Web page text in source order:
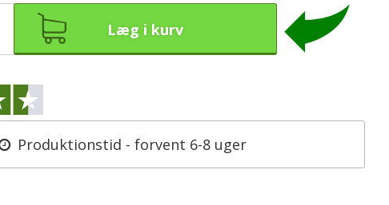
Læg i kurv
Produktionstid - forvent 6-8 uger